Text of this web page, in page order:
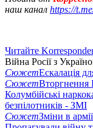
наш канал https://
Читайте
Війна Росії з
СюжетЕскалація
СюжетВторгнення
Колумбійські
безпілотників - ЗМІ
СюжетЗміни в